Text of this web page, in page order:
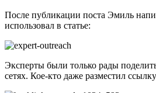
После публикации поста Эмиль
использовал в статье:
Эксперты были только рады
сетях. Кое-кто даже разместил